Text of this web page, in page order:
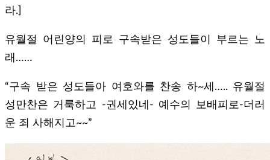
라.]
유월절 어린양의 피로 구속받은 성도들이 부르는 노
래……
“구속 받은 성도들아 여호와를 찬송 하~세….. 유월절
성만찬은 거룩하고 -권세있네- 예수의 보배피로-더러
운 죄 사해지고~~”